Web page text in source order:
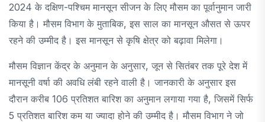
2024 के दक्षिण-पश्चिम मानसून सीजन के लिए मौसम का पूर्वानुमान जारी
किया है। मौसम विभाग के मुताबिक, इस साल का मानसून औसत से ऊपर
रहने की उम्मीद है। इस मानसून से कृषि क्षेत्र को बढ़ावा मिलेगा।
मौसम विज्ञान केंद्र के अनुमान के अनुसार, जून से सितंबर तक पूरे देश में
मानसूनी वर्षा की अवधि लंबी रहने वाली है। जानकारी के अनुसार इस
दौरान करीब 106 प्रतिशत बारिश का अनुमान लगाया गया है, जिसमें सिर्फ
5 प्रतिशत बारिश कम या ज्यादा होने की उम्मीद है। मौसम विभाग ने जो